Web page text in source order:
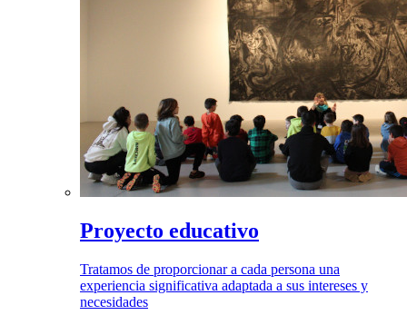
Proyecto educativo
Tratamos de proporcionar a cada persona una
experiencia significativa adaptada a sus intereses y
necesidades